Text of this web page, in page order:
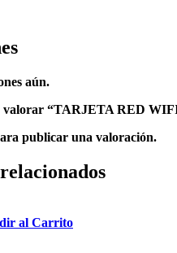
aún.
valorar “TARJETA RED
publicar una valoración.
al Carrito